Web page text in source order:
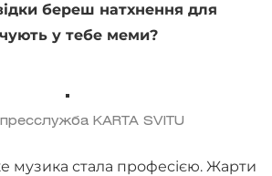
береш натхнення для
у тебе меми?
KARTA SVITU
музика стала професією. Жарти